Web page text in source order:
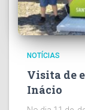
NOTÍCIAS
Visita de
Inácio